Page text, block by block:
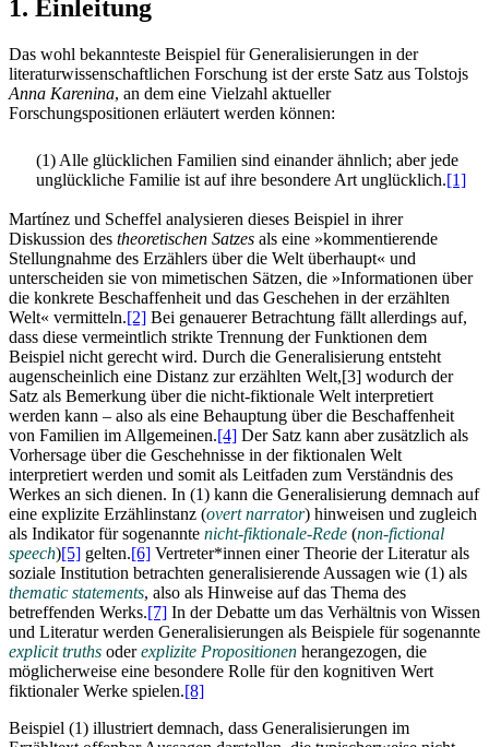
1. Einleitung
Das wohl bekannteste Beispiel für Generalisierungen in der
literaturwissenschaftlichen Forschung ist der erste Satz aus Tolstojs
Anna Karenina, an dem eine Vielzahl aktueller
Forschungspositionen erläutert werden können:
(1) Alle glücklichen Familien sind einander ähnlich; aber jede
unglückliche Familie ist auf ihre besondere Art unglücklich.[1]
Martínez und Scheffel analysieren dieses Beispiel in ihrer
Diskussion des theoretischen Satzes als eine »kommentierende
Stellungnahme des Erzählers über die Welt überhaupt« und
unterscheiden sie von mimetischen Sätzen, die »Informationen über
die konkrete Beschaffenheit und das Geschehen in der erzählten
Welt« vermitteln.[2] Bei genauerer Betrachtung fällt allerdings auf,
dass diese vermeintlich strikte Trennung der Funktionen dem
Beispiel nicht gerecht wird. Durch die Generalisierung entsteht
augenscheinlich eine Distanz zur erzählten Welt,[3] wodurch der
Satz als Bemerkung über die nicht-fiktionale Welt interpretiert
werden kann – also als eine Behauptung über die Beschaffenheit
von Familien im Allgemeinen.[4] Der Satz kann aber zusätzlich als
Vorhersage über die Geschehnisse in der fiktionalen Welt
interpretiert werden und somit als Leitfaden zum Verständnis des
Werkes an sich dienen. In (1) kann die Generalisierung demnach auf
eine explizite Erzählinstanz (overt narrator) hinweisen und zugleich
als Indikator für sogenannte nicht-fiktionale-Rede (non-fictional
speech)[5] gelten.[6] Vertreter*innen einer Theorie der Literatur als
soziale Institution betrachten generalisierende Aussagen wie (1) als
thematic statements, also als Hinweise auf das Thema des
betreffenden Werks.[7] In der Debatte um das Verhältnis von Wissen
und Literatur werden Generalisierungen als Beispiele für sogenannte
explicit truths oderexplizite Propositionen herangezogen, die
möglicherweise eine besondere Rolle für den kognitiven Wert
fiktionaler Werke spielen.[8]
Beispiel (1) illustriert demnach, dass Generalisierungen im